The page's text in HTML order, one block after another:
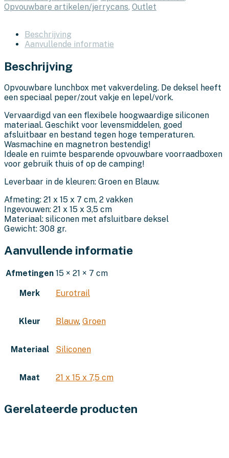
Opvouwbare artikelen/jerrycans, Outlet
Beschrijving
Aanvullende informatie
Beschrijving
Opvouwbare lunchbox met vakverdeling. De deksel heeft
een speciaal peper/zout vakje en lepel/vork.
Vervaardigd van een flexibele hoogwaardige siliconen
materiaal. Geschikt voor levensmiddelen, goed
afsluitbaar en bestand tegen hoge temperaturen.
Wasmachine en magnetron bestendig!
Ideale en ruimte besparende opvouwbare voorraadboxen
voor gebruik thuis of op de camping!
Leverbaar in de kleuren: Groen en Blauw.
Afmeting: 21 x 15 x 7 cm, 2 vakken
Ingevouwen: 21 x 15 x 3,5 cm
Materiaal: siliconen met afsluitbare deksel
Gewicht: 308 gr.
Aanvullende informatie
Afmetingen 15 × 21 × 7 cm
Merk Eurotrail
Kleur Blauw, Groen
Materiaal Siliconen
Maat 21 x 15 x 7,5 cm
Gerelateerde producten